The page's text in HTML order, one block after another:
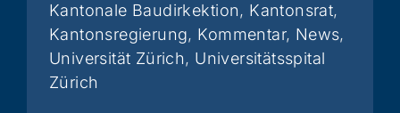
Kantonale Baudirkektion, Kantonsrat,
Kantonsregierung, Kommentar, News,
Universität Zürich, Universitätsspital
Zürich